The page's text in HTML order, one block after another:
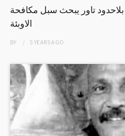
بلاحدود تاور يبحث سبل مكافحة
الاوبئة
BY 5 YEARSAGO